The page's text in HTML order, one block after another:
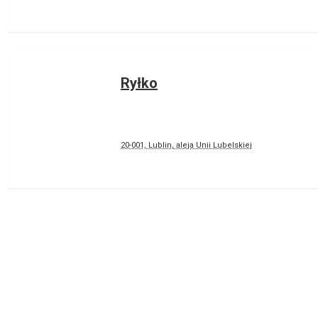
Ryłko
20-001, Lublin, aleja Unii Lubelskiej